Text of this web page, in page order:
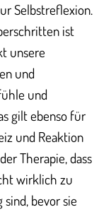
Selbstreflexion.
ist
unsere
und
und
gilt ebenso für
und Reaktion
Therapie, dass
wirklich zu
bevor sie